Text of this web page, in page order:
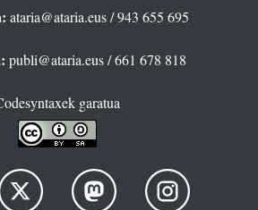
ataria@ataria.eus/ 943 655 695
publi@ataria.eus/ 661 678 818
garatua